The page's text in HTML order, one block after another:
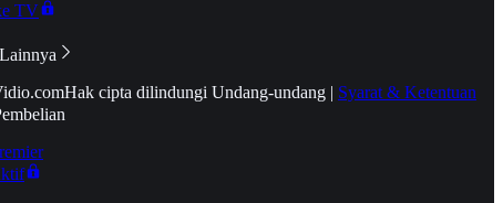
TV
Hak cipta dilindungi Undang-undang | Syarat & Ketentuan